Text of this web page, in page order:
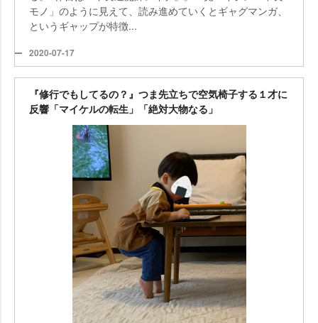
モノ」のように見えて、読み進めていくとギャグマンガ、
というギャップが特徴...
2020-07-17
『修行でもしてるの？』つま先立ちで空気椅子する１才に
反響「マイケルの転生」「絶対大物なる」